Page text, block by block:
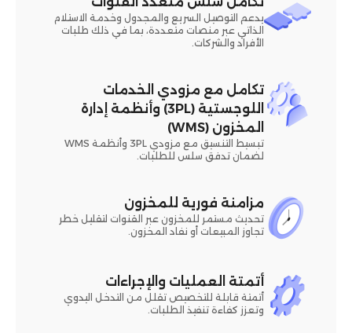
يدعم التوصيل السريع والمجدول وخدمة الاستلام
الذاتي عبر منصات متعددة، بما في ذلك طلبات
الأفراد والشركات.
تكامل مع مزودي الخدمات
اللوجستية (3PL) وأنظمة إدارة
المخزون (WMS)
تبسيط التنسيق مع مزودي 3PL وأنظمة WMS
لضمان تدفق سلس للطلبات.
مزامنة فورية للمخزون
تحديث مستمر للمخزون عبر القنوات لتقليل خطر
تجاوز المبيعات أو نفاد المخزون.
أتمتة العمليات والإجراءات
أتمتة قابلة للتخصيص تقلل من التدخل اليدوي
وتعزز كفاءة تنفيذ الطلبات.